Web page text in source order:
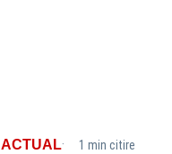
ACTUAL· 1 min citire